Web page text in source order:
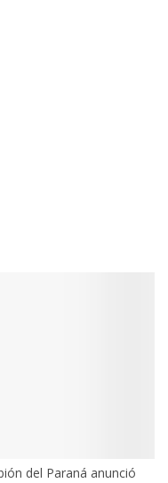
del Paraná anunció